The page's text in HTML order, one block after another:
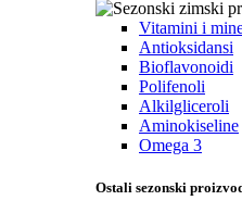
Vitamini i
Antioksidansi
Bioflavonoidi
Polifenoli
Alkilgliceroli
Aminokiseline
Omega 3
Ostali sezonski